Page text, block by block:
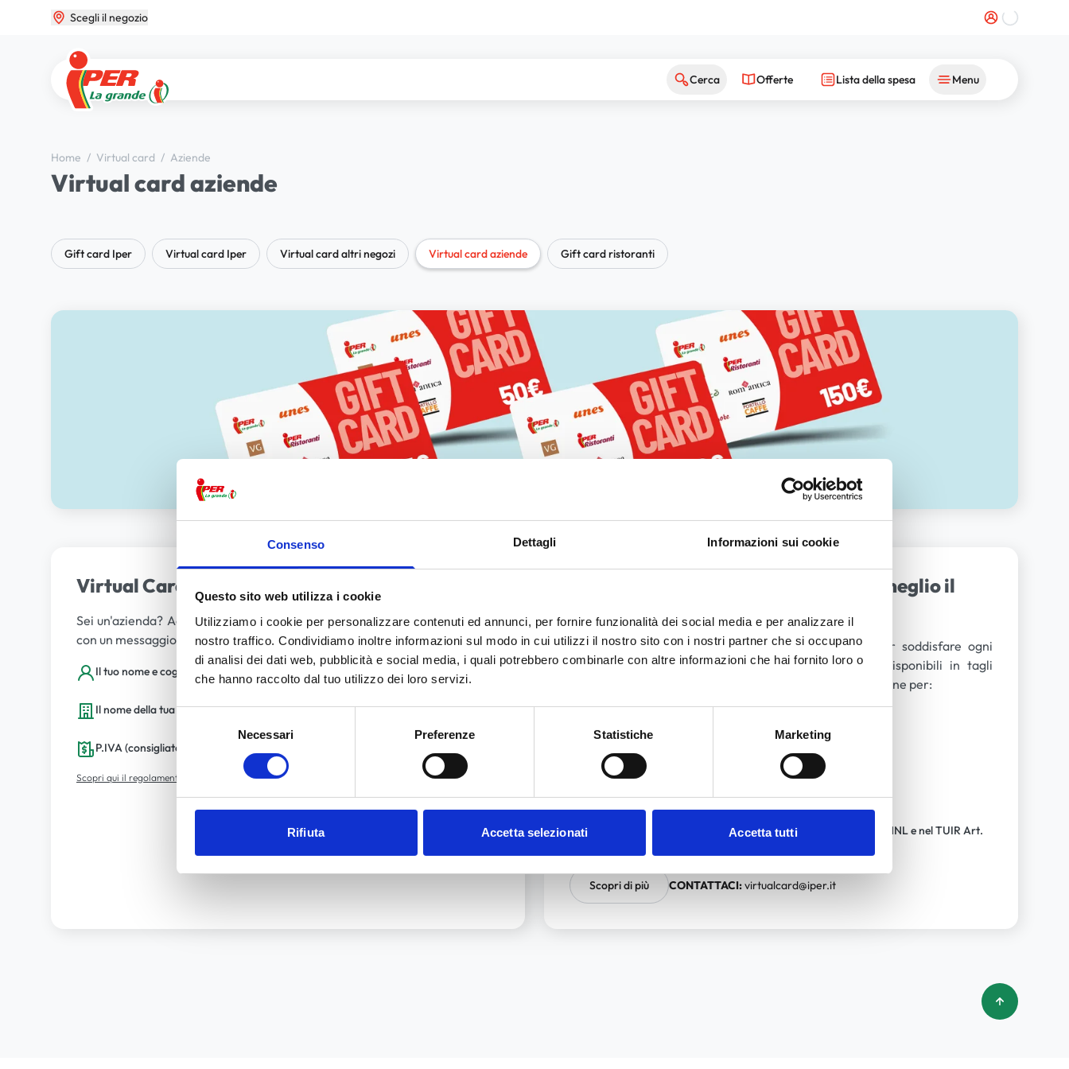
Consenso Dettagli Informazioni sui cookie
Questo sito web utilizza i cookie
Utilizziamo i cookie per personalizzare contenuti ed annunci, per fornire funzionalità dei social media e per analizzare il
nostro traffico. Condividiamo inoltre informazioni sul modo in cui utilizzi il nostro sito con i nostri partner che si occupano
di analisi dei dati web, pubblicità e social media, i quali potrebbero combinarle con altre informazioni che hai fornito loro o
che hanno raccolto dal tuo utilizzo dei loro servizi.
consenso
Necessari Preferenze Statistiche Marketing
Rifiuta Accetta selezionati Accetta tutti
Scegli il negozio
Cerca Offerte Lista della spesa Menu
Home / Virtual card / Aziende
Virtual card aziende
Gift card Iper Virtual card Iper Virtual card altri negozi Virtual card aziende Gift card ristoranti
Virtual Card per le aziende
Sei un'azienda? Acquista una Virtual Card, scegli il valore e personalizzala
con un messaggio! Richiedi subito la tua Virtual card, contattaci e indica:
Il tuo nome e cognome
Il nome della tua azienda
P.IVA (consigliato, non obbligatorio).
Scopri qui il regolamento e le limitazioni di acquisto per le Virtual Card
Cerchi una possibilità per gestire al meglio il
welfare per i tuoi dipendenti?
Scegli la carta regalo virtuale di iper la grande i per soddisfare ogni
esigenza di acquisto! Le Virtual Card di Iper sono disponibili in tagli
personalizzati a scelta dell'utente e sono un'ottima soluzione per:
Fare un regalo gradito a tutti
Ti permettono di usufruire dei benefici fiscali previsti in alcuni CNNL e nel TUIR Art.
Scopri di più CONTATTACI:virtualcard@iper.it